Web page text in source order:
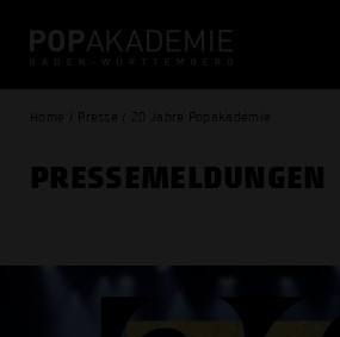
Home / Presse / 20 Jahre Popakademie
PRESSE­MELDUNGEN